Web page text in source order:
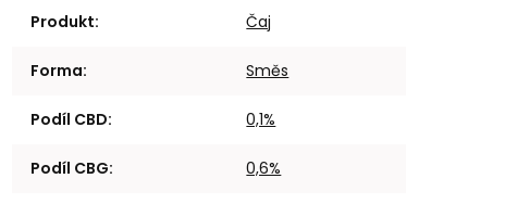
Produkt: Čaj
Forma: Směs
Podíl CBD: 0,1%
Podíl CBG: 0,6%